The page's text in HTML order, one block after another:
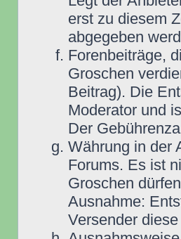
erst zu diesem
abgegeben
Forenbeiträge,
Groschen
Beitrag). Die
Moderator und
Der
Währung in der
Forums. Es ist
Groschen
Ausnahme:
Versender